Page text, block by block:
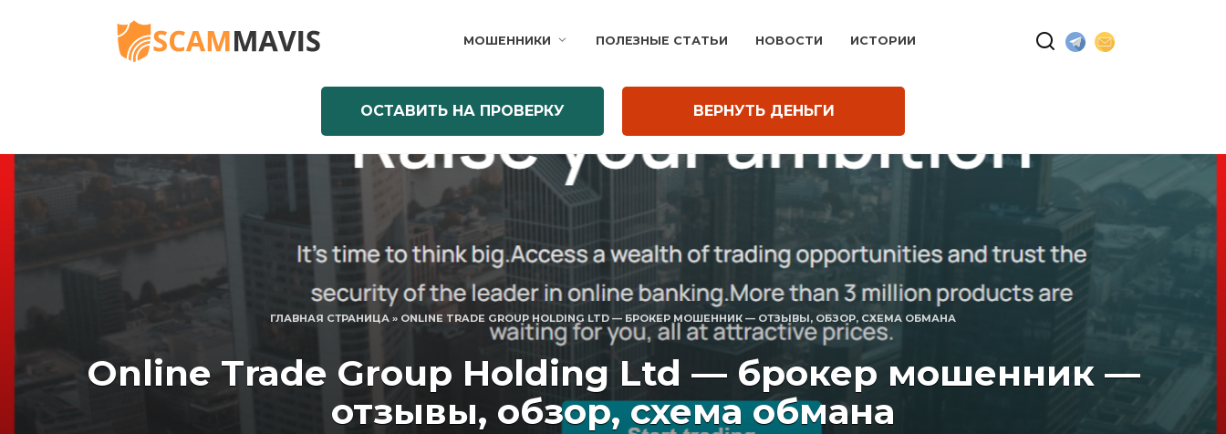
МОШЕННИКИ ПОЛЕЗНЫЕ СТАТЬИ НОВОСТИ ИСТОРИИ
ОСТАВИТЬ НА ПРОВЕРКУ ВЕРНУТЬ ДЕНЬГИ
ГЛАВНАЯ СТРАНИЦА » ONLINE TRADE GROUP HOLDING LTD — БРОКЕР МОШЕННИК — ОТЗЫВЫ, ОБЗОР, СХЕМА ОБМАНА
Online Trade Group Holding Ltd — брокер мошенник —
отзывы, обзор, схема обмана